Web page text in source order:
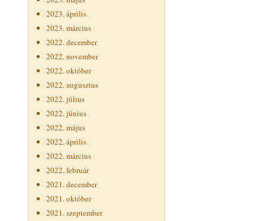
2023. április
2023. március
2022. december
2022. november
2022. október
2022. augusztus
2022. július
2022. június
2022. május
2022. április
2022. március
2022. február
2021. december
2021. október
2021. szeptember